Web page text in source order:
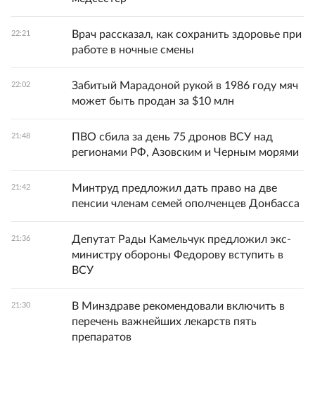
22:21
Врач рассказал, как сохранить здоровье при
работе в ночные смены
22:02
Забитый Марадоной рукой в 1986 году мяч
может быть продан за $10 млн
21:48
ПВО сбила за день 75 дронов ВСУ над
регионами РФ, Азовским и Черным морями
21:42
Минтруд предложил дать право на две
пенсии членам семей ополченцев Донбасса
21:36
Депутат Рады Камельчук предложил экс-
министру обороны Федорову вступить в
ВСУ
21:30
В Минздраве рекомендовали включить в
перечень важнейших лекарств пять
препаратов